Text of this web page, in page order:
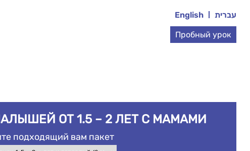
English עברית
Пробный урок
ОТ 1.5 – 2 ЛЕТ С МАМАМИ
подходящий вам пакет